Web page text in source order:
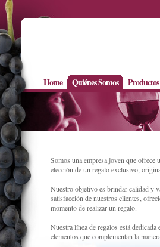
Home Quiénes Somos Productos
Somos una empresa joven que ofrece
elección de un regalo exclusivo,
Nuestro objetivo es brindar calidad y
satisfacción de nuestros clientes,
momento de realizar un regalo.
Nuestra línea de regalos está
elementos que complementan la